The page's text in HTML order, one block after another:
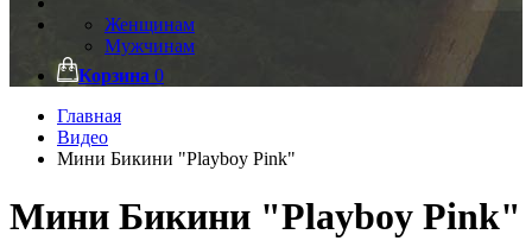
Женщинам
Мужчинам
Корзина 0
Главная
Видео
Мини Бикини "Playboy Pink"
Мини Бикини "Playboy Pink"